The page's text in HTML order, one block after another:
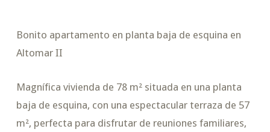
Bonito apartamento en planta baja de esquina en
Altomar II
Magnífica vivienda de 78 m² situada en una planta
baja de esquina, con una espectacular terraza de 57
m², perfecta para disfrutar de reuniones familiares,